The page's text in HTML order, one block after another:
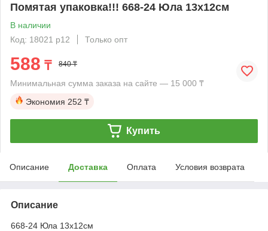
Помятая упаковка!!! 668-24 Юла 13х12см
В наличии
Код: 18021 р12
Только опт
588 ₸ 840 ₸
Минимальная сумма заказа на сайте — 15 000 ₸
Экономия 252 ₸
Купить
Описание Доставка Оплата Условия возврата
Описание
668-24 Юла 13х12см